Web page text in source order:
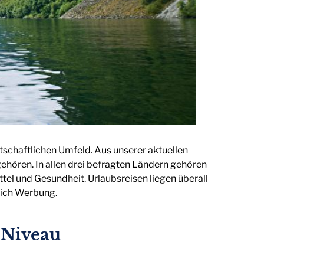
Umfeld. Aus unserer aktuellen
In allen drei befragten Ländern gehören
und Gesundheit. Urlaubsreisen liegen überall
Werbung.